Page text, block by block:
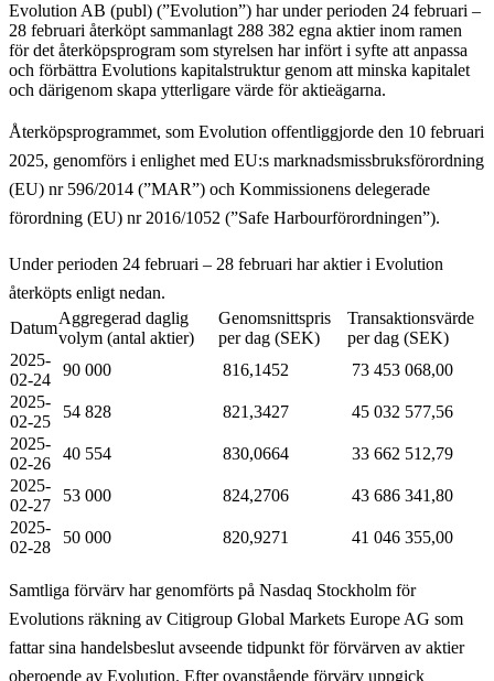
Evolution AB (publ) (”Evolution”) har under perioden 24 februari –
28 februari återköpt sammanlagt 288 382 egna aktier inom ramen
för det återköpsprogram som styrelsen har infört i syfte att anpassa
och förbättra Evolutions kapitalstruktur genom att minska kapitalet
och därigenom skapa ytterligare värde för aktieägarna.
Återköpsprogrammet, som Evolution offentliggjorde den 10 februari
2025, genomförs i enlighet med EU:s marknadsmissbruksförordning
(EU) nr 596/2014 (”MAR”) och Kommissionens delegerade
förordning (EU) nr 2016/1052 (”Safe Harbourförordningen”).
Under perioden 24 februari – 28 februari har aktier i Evolution
återköpts enligt nedan.
Datum
Aggregerad daglig
volym (antal aktier)
Genomsnittspris
per dag (SEK)
Transaktionsvärde
per dag (SEK)
2025-
02-24
90 000 816,1452
73 453 068,00
2025-
02-25
54 828 821,3427
45 032 577,56
2025-
02-26
40 554 830,0664
33 662 512,79
2025-
02-27
53 000 824,2706
43 686 341,80
2025-
02-28
50 000 820,9271 41 046 355,00
Samtliga förvärv har genomförts på Nasdaq Stockholm för
Evolutions räkning av Citigroup Global Markets Europe AG som
fattar sina handelsbeslut avseende tidpunkt för förvärven av aktier
oberoende av Evolution. Efter ovanstående förvärv uppgick